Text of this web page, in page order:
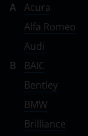
A
Acura
Alfa Romeo
Audi
B
BAIC
Bentley
BMW
Brilliance